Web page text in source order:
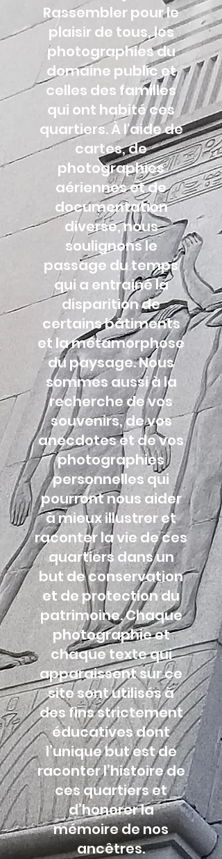
Rassembler pour le
plaisir de tous, les
photographies du
domaine public et
celles des familles
qui ont habité ces
quartiers. À l'aide de
cartes, de
photographies
aériennes et de
documentation
diverse, nous
soulignons le
passage du temps
qui a entrainé la
disparition de
certains bâtiments
et la métamorphose
du paysage. Nous
sommes aussi à la
recherche de vos
souvenirs, de vos
anecdotes et de vos
photographies
personnelles qui
pourront nous aider
à mieux illustrer et
raconter la vie de ces
quartiers dans un
but de conservation
et de protection du
patrimoine. Chaque
photographie et
chaque texte qui
apparaissent sur ce
site sont utilisés à
des fins strictement
éducatives dont
l’unique but est de
raconter l’histoire de
ces quartiers et
d’honorer la
mémoire de nos
ancêtres.